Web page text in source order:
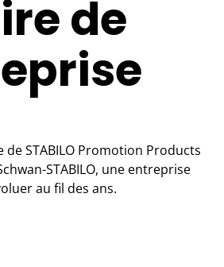
de
STABILO Promotion Products
STABILO, une entreprise
au fil des ans.